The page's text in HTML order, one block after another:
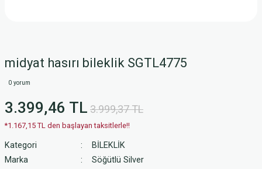
midyat hasırı bileklik SGTL4775
0 yorum
3.399,46 TL 3.999,37 TL
*1.167,15 TL den başlayan taksitlerle!!
Kategori
BİLEKLİK
Marka
Söğütlü Silver